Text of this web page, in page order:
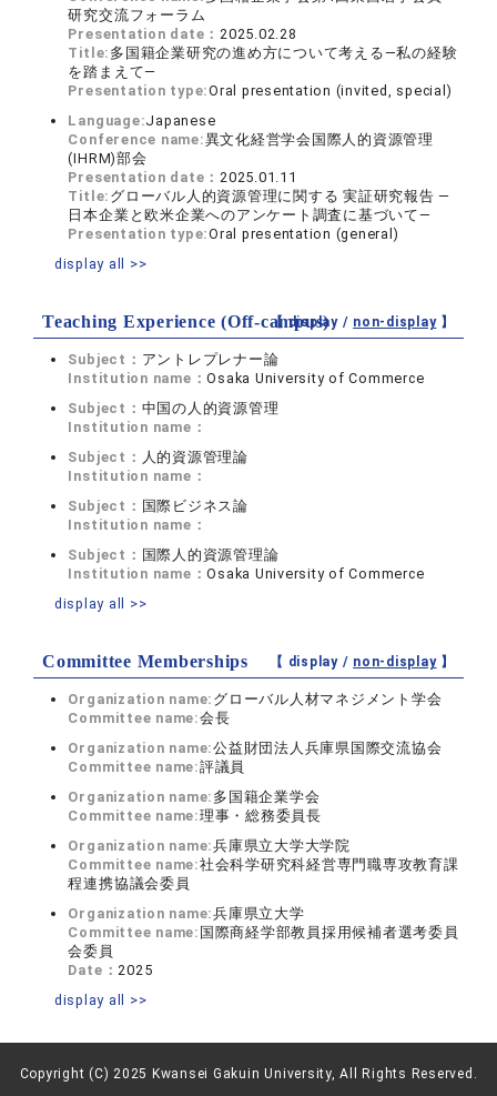
研究交流フォーラム
Presentation date：2025.02.28
Title: 多国籍企業研究の進め方について考える―私の経験
を踏まえて―
Presentation type:Oral presentation (invited, special)
Language:Japanese
Conference name:異文化経営学会国際人的資源管理
(IHRM)部会
Presentation date：2025.01.11
Title: グローバル人的資源管理に関する 実証研究報告 ―
日本企業と欧米企業へのアンケート調査に基づいて―
Presentation type:Oral presentation (general)
display all >>
Teaching Experience (Off-campus)
【 display / non-display】
Subject： アントレプレナー論
Institution name：Osaka University of Commerce
Subject： 中国の人的資源管理
Institution name：
Subject： 人的資源管理論
Institution name：
Subject： 国際ビジネス論
Institution name：
Subject： 国際人的資源管理論
Institution name：Osaka University of Commerce
display all >>
Committee Memberships 【 display / non-display】
Organization name: グローバル人材マネジメント学会
Committee name:会長
Organization name:公益財団法人兵庫県国際交流協会
Committee name:評議員
Organization name: 多国籍企業学会
Committee name:理事・総務委員長
Organization name:兵庫県立大学大学院
Committee name:社会科学研究科経営専門職専攻教育課
程連携協議会委員
Organization name:兵庫県立大学
Committee name: 国際商経学部教員採用候補者選考委員
会委員
Date：2025
display all >>
Copyright (C) 2025 Kwansei Gakuin University, All Rights Reserved.